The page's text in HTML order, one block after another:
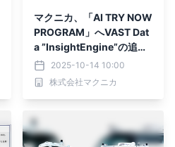
マクニカ、「AI TRY NOW
PROGRAM」へVAST Dat
a ”InsightEngine”の追加
と検証環境の提供を開始
2025-10-14 10:00
株式会社マクニカ